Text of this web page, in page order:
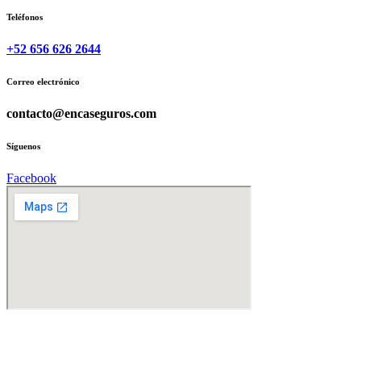
Teléfonos
+52 656 626 2644
Correo electrónico
contacto@encaseguros.com
Síguenos
Facebook